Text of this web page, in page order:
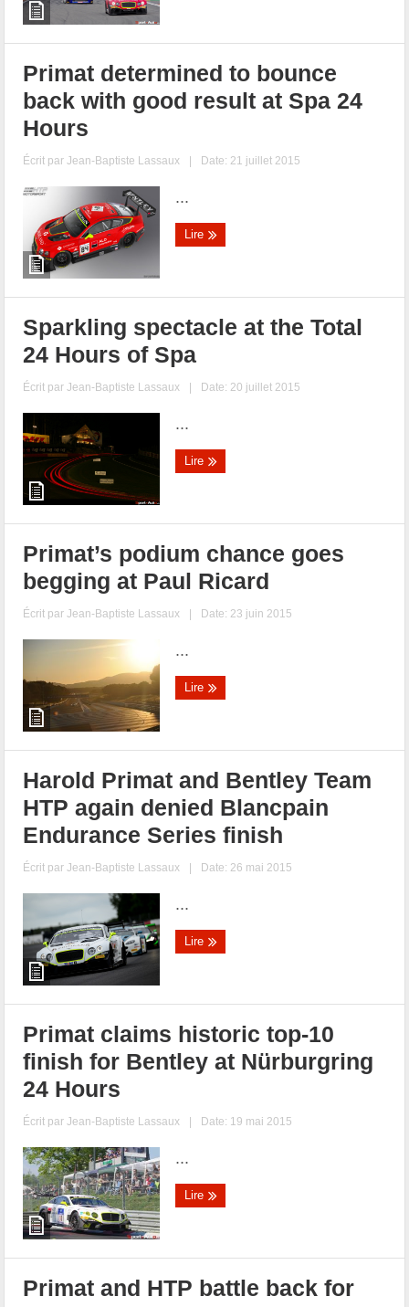
Primat determined to bounce
back with good result at Spa 24
Hours
Écrit parJean-Baptiste Lassaux | Date: 21 juillet 2015
...
Lire
Sparkling spectacle at the Total
24 Hours of Spa
Écrit parJean-Baptiste Lassaux | Date: 20 juillet 2015
...
Lire
Primat’s podium chance goes
begging at Paul Ricard
Écrit parJean-Baptiste Lassaux | Date: 23 juin 2015
...
Lire
Harold Primat and Bentley Team
HTP again denied Blancpain
Endurance Series finish
Écrit parJean-Baptiste Lassaux | Date: 26 mai 2015
...
Lire
Primat claims historic top-10
finish for Bentley at Nürburgring
24 Hours
Écrit parJean-Baptiste Lassaux | Date: 19 mai 2015
...
Lire
Primat and HTP battle back for